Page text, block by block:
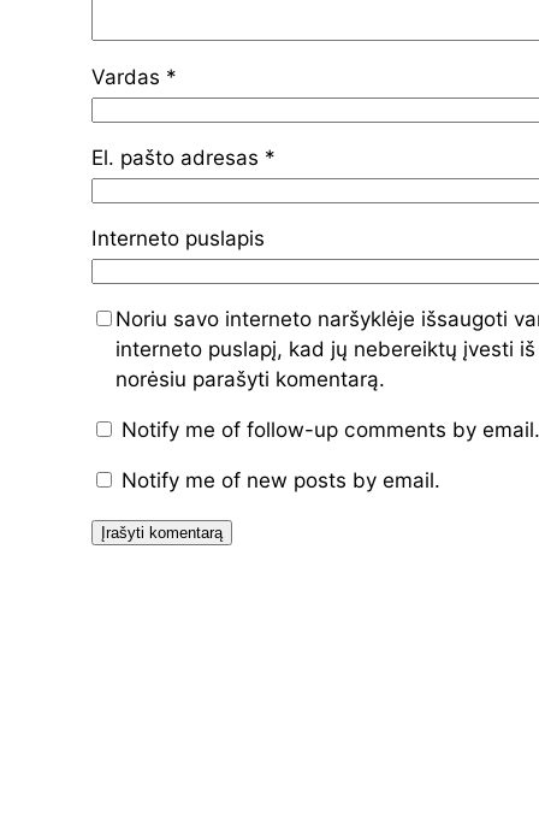
Vardas *
El. pašto adresas *
Interneto puslapis
Noriu savo interneto naršyklėje išsaugoti
interneto puslapį, kad jų nebereiktų įvesti
norėsiu parašyti komentarą.
Notify me of follow-up comments by email.
Notify me of new posts by email.